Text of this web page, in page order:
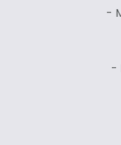
-
-